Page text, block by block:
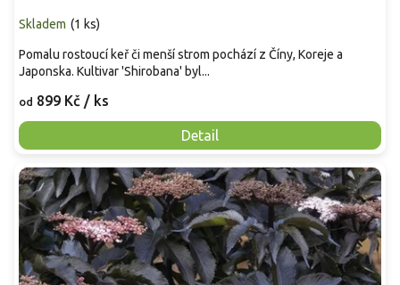
Skladem (1 ks)
od 899 Kč / ks
Detail
Pomalu rostoucí keř či menší strom pochází z Číny, Koreje a
Japonska. Kultivar 'Shirobana' byl...